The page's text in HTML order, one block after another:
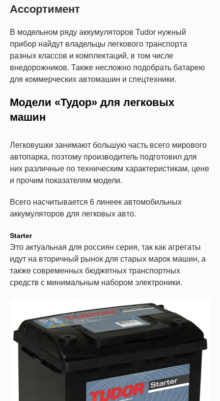
Ассортимент
В модельном ряду аккумуляторов Tudor нужный
прибор найдут владельцы легкового транспорта
разных классов и комплектаций, в том числе
внедорожников. Также несложно подобрать батарею
для коммерческих автомашин и спецтехники.
Модели «Тудор» для легковых
машин
Легковушки занимают большую часть всего мирового
автопарка, поэтому производитель подготовил для
них различные по техническим характеристикам, цене
и прочим показателям модели.
Всего насчитывается 6 линеек автомобильных
аккумуляторов для легковых авто.
Starter
Это актуальная для россиян серия, так как агрегаты
идут на вторичный рынок для старых марок машин, а
также современных бюджетных транспортных
средств с минимальным набором электроники.